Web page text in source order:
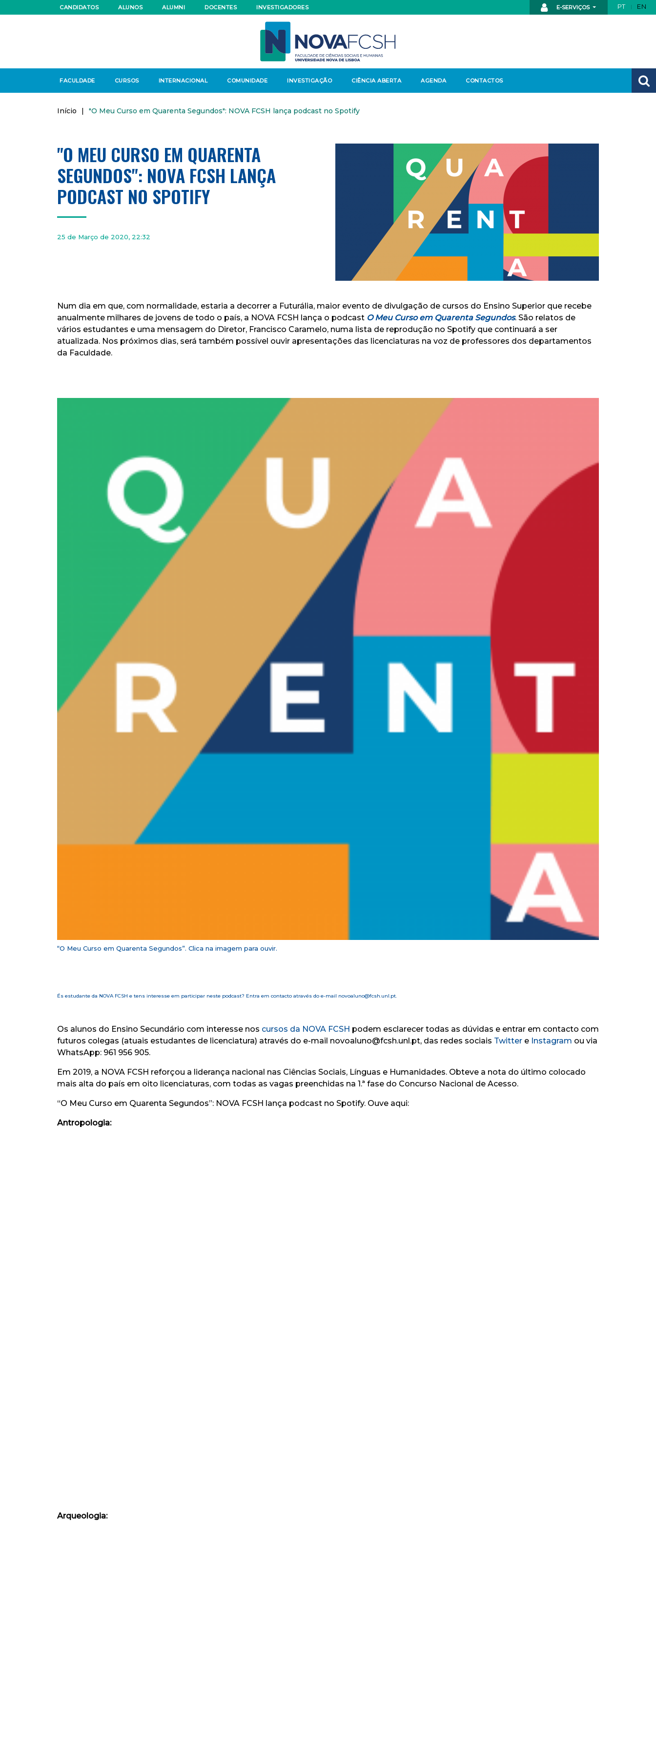
E-SERVIÇOS PT EN
CANDIDATOS ALUNOS ALUMNI DOCENTES INVESTIGADORES
FACULDADE CURSOS INTERNACIONAL COMUNIDADE INVESTIGAÇÃO CIÊNCIA ABERTA AGENDA CONTACTOS
Início | "O Meu Curso em Quarenta Segundos": NOVA FCSH lança podcast no Spotify
"O MEU CURSO EM QUARENTA
SEGUNDOS": NOVA FCSH LANÇA
PODCAST NO SPOTIFY
25 de Março de 2020, 22:32
Num dia em que, com normalidade, estaria a decorrer a Futurália, maior evento de divulgação de cursos do Ensino Superior que recebe
anualmente milhares de jovens de todo o país, a NOVA FCSH lança o podcast O Meu Curso em Quarenta Segundos. São relatos de
vários estudantes e uma mensagem do Diretor, Francisco Caramelo, numa lista de reprodução no Spotify que continuará a ser
atualizada. Nos próximos dias, será também possível ouvir apresentações das licenciaturas na voz de professores dos departamentos
da Faculdade.
“O Meu Curso em Quarenta Segundos”. Clica na imagem para ouvir.
És estudante da NOVA FCSH e tens interesse em participar neste podcast? Entra em contacto através do e-mail novoaluno@fcsh.unl.pt.
Os alunos do Ensino Secundário com interesse nos cursos da NOVA FCSH podem esclarecer todas as dúvidas e entrar em contacto com
futuros colegas (atuais estudantes de licenciatura) através do e-mail novoaluno@fcsh.unl.pt, das redes sociais Twitter e Instagram ou via
WhatsApp: 961 956 905.
Em 2019, a NOVA FCSH reforçou a liderança nacional nas Ciências Sociais, Línguas e Humanidades. Obteve a nota do último colocado
mais alta do país em oito licenciaturas, com todas as vagas preenchidas na 1.ª fase do Concurso Nacional de Acesso.
“O Meu Curso em Quarenta Segundos”: NOVA FCSH lança podcast no Spotify. Ouve aqui:
Antropologia:
Arqueologia: